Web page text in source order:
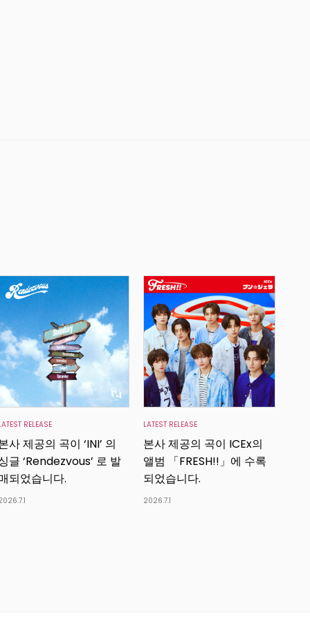
RELEASE
사 제공의 곡이 ‘INI’ 의
글 ‘Rendezvous’ 로 발
되었습니다.
LATEST RELEASE
본사 제공의 곡이 ICEx의
앨범 「FRESH!!」에 수록
되었습니다.
2026.7.1